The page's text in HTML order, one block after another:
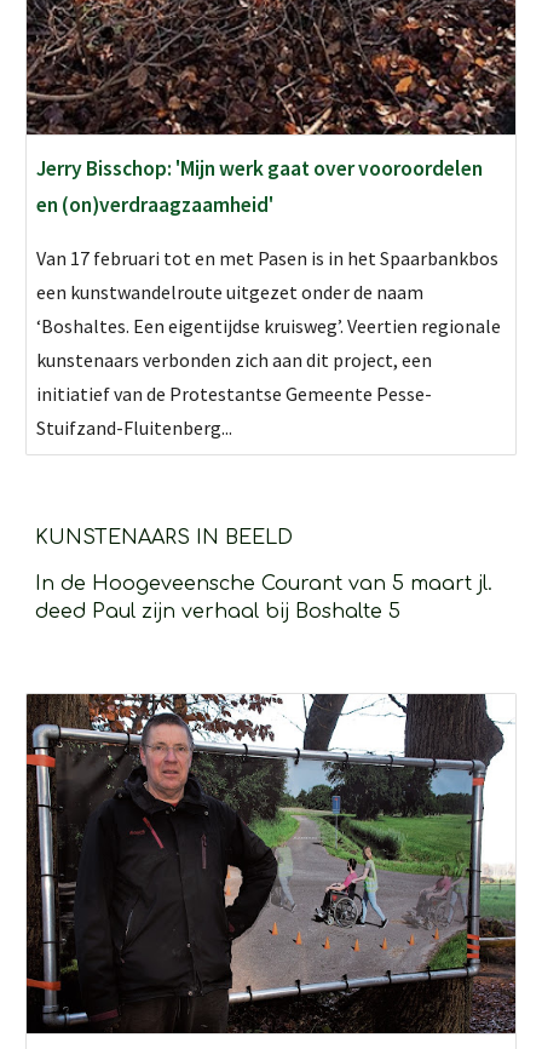
Jerry Bisschop: 'Mijn werk gaat over vooroordelen
en (on)verdraagzaamheid'
Van 17 februari tot en met Pasen is in het Spaarbankbos
een kunstwandelroute uitgezet onder de naam
‘Boshaltes. Een eigentijdse kruisweg’. Veertien regionale
kunstenaars verbonden zich aan dit project, een
initiatief van de Protestantse Gemeente Pesse-
Stuifzand-Fluitenberg...
KUNSTENAARS IN BEELD
In de Hoogeveensche Courant van 5 maart jl.
deed Paul zijn verhaal bij Boshalte 5